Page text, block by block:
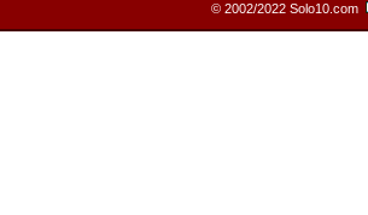
© 2002/2022 Solo10.com